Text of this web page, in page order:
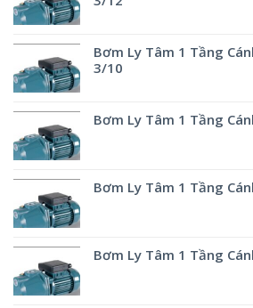
Bơm Ly Tâm 1 Tầng
3/10
Bơm Ly Tâm 1 Tầng
Bơm Ly Tâm 1 Tầng
Bơm Ly Tâm 1 Tầng